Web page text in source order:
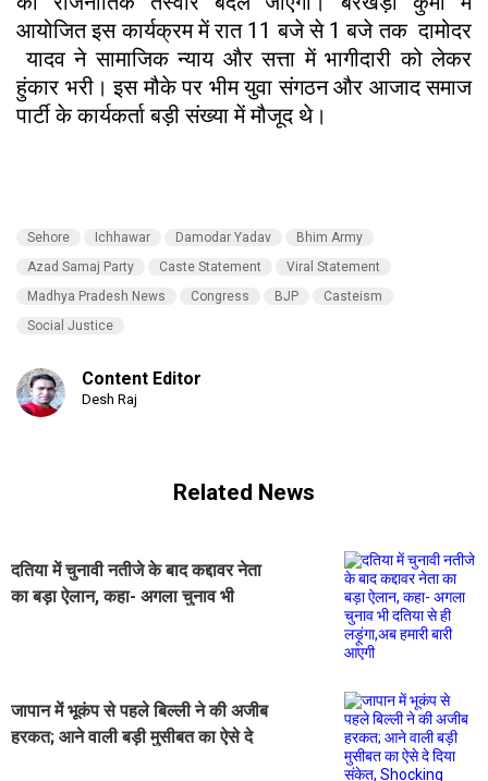
आयोजित इस कार्यक्रम में रात 11 बजे से 1 बजे तक दामोदर
यादव ने सामाजिक न्याय और सत्ता में भागीदारी को लेकर
हुंकार भरी। इस मौके पर भीम युवा संगठन और आजाद समाज
पार्टी के कार्यकर्ता बड़ी संख्या में मौजूद थे।
Sehore Ichhawar Damodar Yadav
Bhim Army
Azad Samaj Party
Caste Statement
Viral Statement
Madhya Pradesh News
Congress BJP
Casteism
Social Justice
Content Editor
Desh Raj
Related News
दतिया में चुनावी नतीजे के बाद कद्दावर नेता
का बड़ा ऐलान, कहा- अगला चुनाव भी
जापान में भूकंप से पहले बिल्ली ने की अजीब
हरकत; आने वाली बड़ी मुसीबत का ऐसे दे